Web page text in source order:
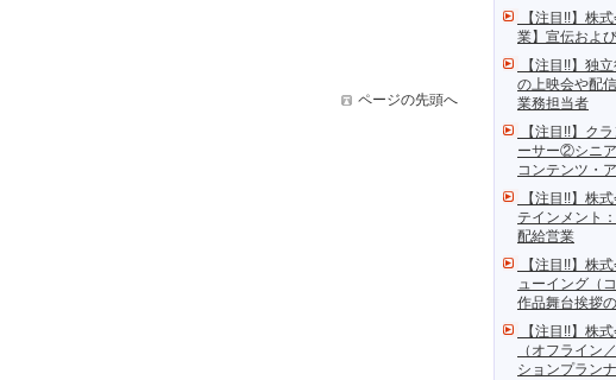
【注目!!】株
業】宣伝およ
【注目!!】独
の上映会や配
業務担当者
【注目!!】ク
ーサー②シニ
コンテンツ・
【注目!!】株
テインメント
配給営業
【注目!!】株
ューイング（
作品舞台挨拶
【注目!!】株
（オフライン
ションプラン
ページの先頭へ